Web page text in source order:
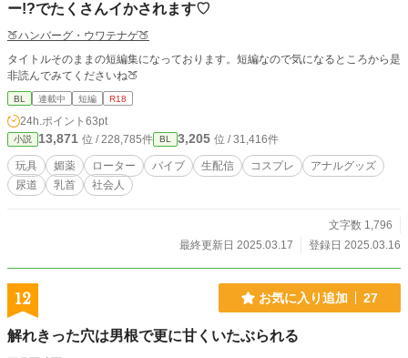
ー!?でたくさんイかされます♡
🍑ハンバーグ・ウワテナゲ🍑
タイトルそのままの短編集になっております。短編なので気になるところから是
非読んでみてくださいね🍑
BL 連載中 短編 R18
24h.ポイント 63pt
小説 13,871 位 / 228,785件 BL 3,205 位 / 31,416件
玩具 媚薬 ローター バイブ 生配信 コスプレ
アナルグッズ
尿道
乳首 社会人
文字数 1,796
最終更新日 2025.03.17
登録日 2025.03.16
12 お気に入り追加 27
解れきった穴は男根で更に甘くいたぶられる